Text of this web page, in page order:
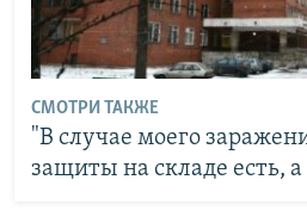
СМОТРИ ТАКЖЕ
"В случае моего
защиты на складе есть,